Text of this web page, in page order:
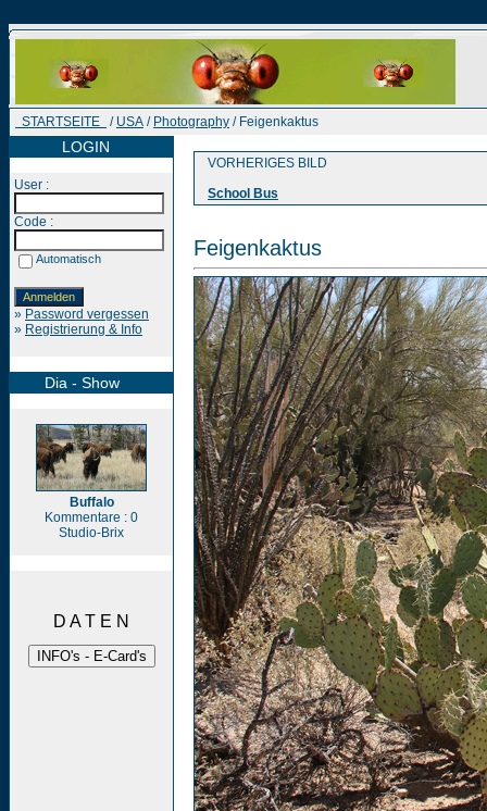
STARTSEITE / USA / Photography / Feigenkaktus
LOGIN
User :
Code :
Automatisch
» Password vergessen
» Registrierung & Info
Dia - Show
Buffalo
Kommentare : 0
Studio-Brix
D A T E N
VORHERIGES BILD
School Bus
Feigenkaktus